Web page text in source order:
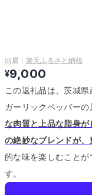
出展： 楽天ふるさと納税
¥9,000
この返礼品は、茨城県
ガーリックペッパー
な肉質と上品な脂身
の絶妙なブレンドが、
的な味を楽しむこと
す。